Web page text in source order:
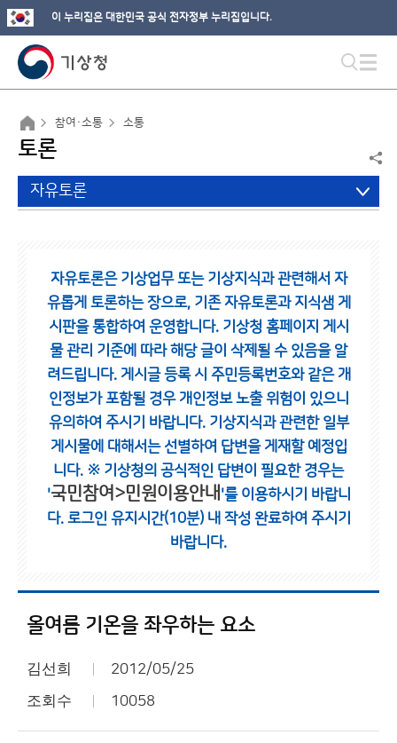
이 누리집은 대한민국 공식 전자정부 누리집입니다.
참여·소통 소통
토론
자유토론
자유토론은 기상업무 또는 기상지식과 관련해서 자
유롭게 토론하는 장으로, 기존 자유토론과 지식샘 게
시판을 통합하여 운영합니다. 기상청 홈페이지 게시
물 관리 기준에 따라 해당 글이 삭제될 수 있음을 알
려드립니다. 게시글 등록 시 주민등록번호와 같은 개
인정보가 포함될 경우 개인정보 노출 위험이 있으니
유의하여 주시기 바랍니다. 기상지식과 관련한 일부
게시물에 대해서는 선별하여 답변을 게재할 예정입
니다. ※ 기상청의 공식적인 답변이 필요한 경우는
'국민참여>민원이용안내 '를 이용하시기 바랍니
다. 로그인 유지시간(10분) 내 작성 완료하여 주시기
바랍니다.
올여름 기온을 좌우하는 요소
김선희 2012/05/25
조회수 10058